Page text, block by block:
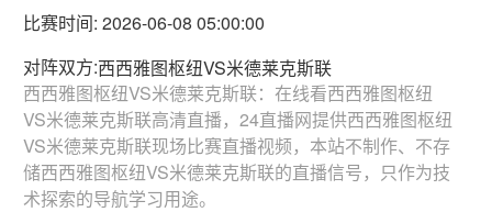
比赛时间: 2026-06-08 05:00:00
对阵双方:西西雅图枢纽VS米德莱克斯联
西西雅图枢纽VS米德莱克斯联：在线看西西雅图枢纽
VS米德莱克斯联高清直播，24直播网提供西西雅图枢纽
VS米德莱克斯联现场比赛直播视频，本站不制作、不存
储西西雅图枢纽VS米德莱克斯联的直播信号，只作为技
术探索的导航学习用途。